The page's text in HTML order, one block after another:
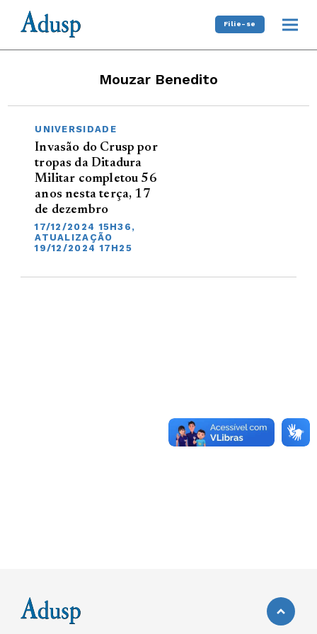
Filie-se
Mouzar Benedito
UNIVERSIDADE
Invasão do Crusp por
tropas da Ditadura
Militar completou 56
anos nesta terça, 17
de dezembro
17/12/2024 15H36,
ATUALIZAÇÃO
19/12/2024 17H25